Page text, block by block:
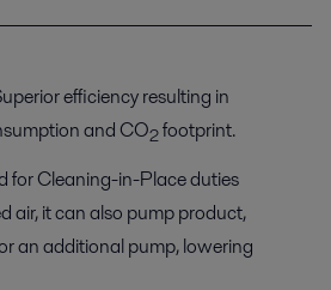
efficiency resulting in
and CO2footprint.
for Cleaning-in-Place duties
air, it can also pump product,
an additional pump, lowering